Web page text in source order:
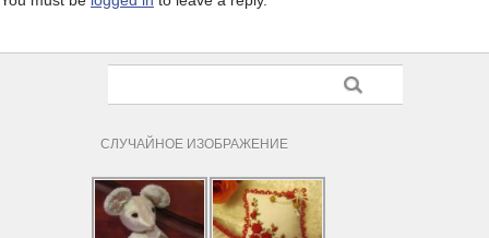
СЛУЧАЙНОЕ ИЗОБРАЖЕНИЕ